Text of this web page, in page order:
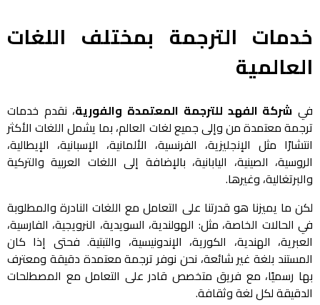
خدمات الترجمة بمختلف اللغات
العالمية
في شركة الفهد للترجمة المعتمدة والفورية، نقدم خدمات
ترجمة معتمدة من وإلى جميع لغات العالم، بما يشمل اللغات الأكثر
انتشارًا مثل الإنجليزية، الفرنسية، الألمانية، الإسبانية، الإيطالية،
الروسية، الصينية، اليابانية، بالإضافة إلى اللغات العربية والتركية
والبرتغالية، وغيرها.
لكن ما يميزنا هو قدرتنا على التعامل مع اللغات النادرة والمطلوبة
في الحالات الخاصة، مثل: الهولندية، السويدية، النرويجية، الفارسية،
العبرية، الهندية، الكورية، الإندونيسية، والتبتية. فحتى إذا كان
المستند بلغة غير شائعة، نحن نوفر ترجمة معتمدة دقيقة ومعترف
بها رسميًا، مع فريق متخصص قادر على التعامل مع المصطلحات
الدقيقة لكل لغة وثقافة.